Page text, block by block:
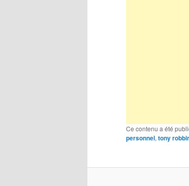
Ce contenu a été
personnel, tony